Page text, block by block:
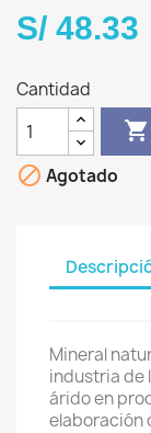
S/ 48.33
Cantidad

 Agotado
Mineral
industria de
árido en
elaboración